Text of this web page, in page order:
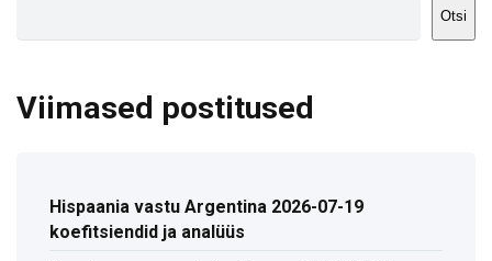
Otsi
Viimased postitused
Hispaania vastu Argentina 2026-07-19
koefitsiendid ja analüüs